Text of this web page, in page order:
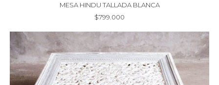
MESA HINDU TALLADA BLANCA
$799.000